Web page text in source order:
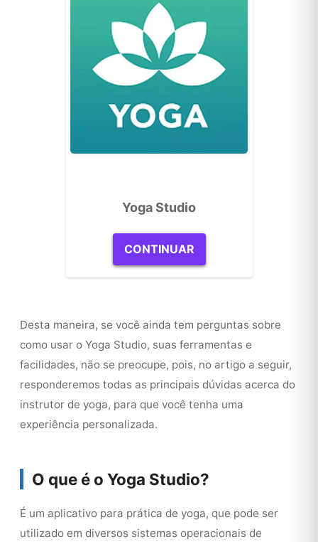
Yoga Studio
CONTINUAR
Desta maneira, se você ainda tem perguntas sobre
como usar o Yoga Studio, suas ferramentas e
facilidades, não se preocupe, pois, no artigo a seguir,
responderemos todas as principais dúvidas acerca do
instrutor de yoga, para que você tenha uma
experiência personalizada.
O que é o Yoga Studio?
É um aplicativo para prática de yoga, que pode ser
utilizado em diversos sistemas operacionais de